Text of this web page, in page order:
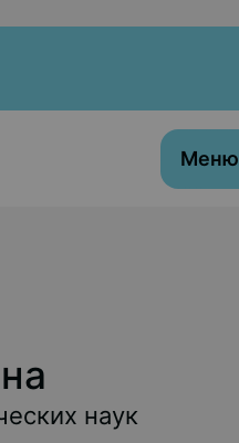
Меню
наук